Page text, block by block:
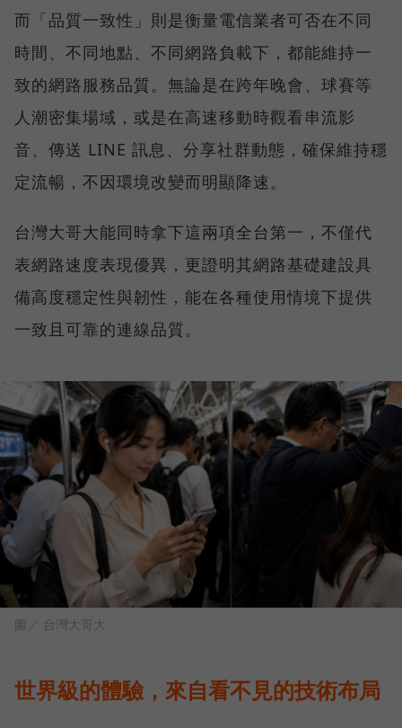
而「品質一致性」則是衡量電信業者可否在不同
時間、不同地點、不同網路負載下，都能維持一
致的網路服務品質。無論是在跨年晚會、球賽等
人潮密集場域，或是在高速移動時觀看串流影
音、傳送 LINE 訊息、分享社群動態，確保維持穩
定流暢，不因環境改變而明顯降速。
台灣大哥大能同時拿下這兩項全台第一，不僅代
表網路速度表現優異，更證明其網路基礎建設具
備高度穩定性與韌性，能在各種使用情境下提供
一致且可靠的連線品質。
圖／ 台灣大哥大
世界級的體驗，來自看不見的技術布局